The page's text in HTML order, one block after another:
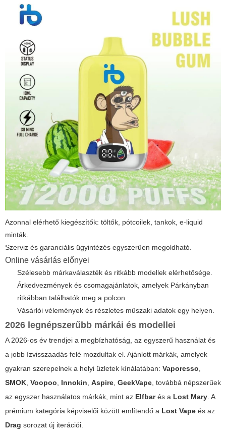
Azonnal elérhető kiegészítők: töltők, pótcoilek, tankok, e-liquid
minták.
Szerviz és garanciális ügyintézés egyszerűen megoldható.
Online vásárlás előnyei
Szélesebb márkaválaszték és ritkább modellek elérhetősége.
Árkedvezmények és csomagajánlatok, amelyek Párkányban
ritkábban találhatók meg a polcon.
Vásárlói vélemények és részletes műszaki adatok egy helyen.
2026 legnépszerűbb márkái és modellei
A 2026-os év trendjei a megbízhatóság, az egyszerű használat és
a jobb ízvisszaadás felé mozdultak el. Ajánlott márkák, amelyek
gyakran szerepelnek a helyi üzletek kínálatában: Vaporesso,
SMOK, Voopoo, Innokin, Aspire, GeekVape, továbbá népszerűek
az egyszer használatos márkák, mint az Elfbarés a Lost Mary. A
prémium kategória képviselői között említendő a Lost Vape és az
Drag sorozat új iterációi.